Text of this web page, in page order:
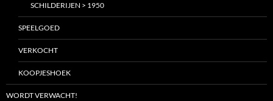
SCHILDERIJEN > 1950
SPEELGOED
VERKOCHT
KOOPJESHOEK
WORDT VERWACHT!